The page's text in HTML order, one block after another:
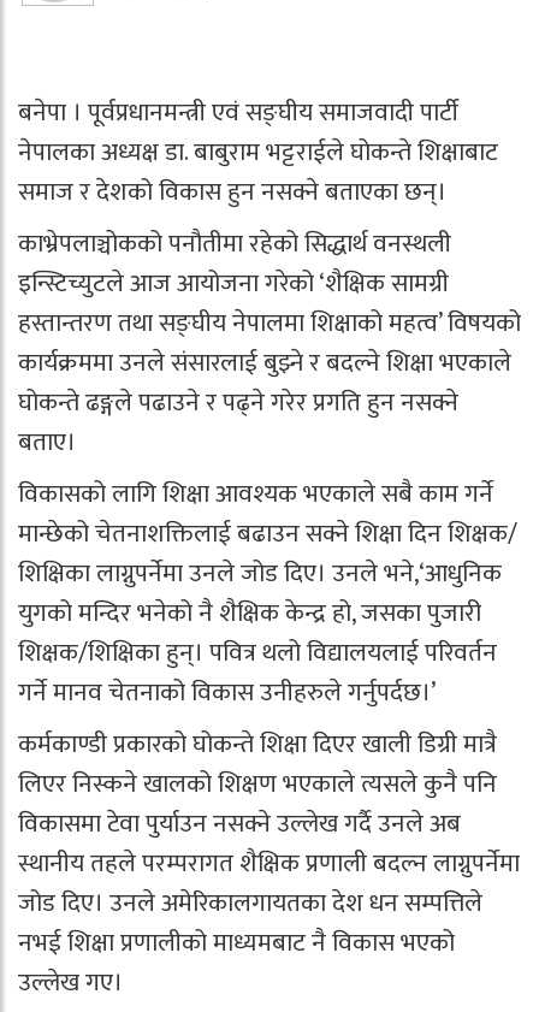
बनेपा । पूर्वप्रधानमन्त्री एवं सङ्घीय समाजवादी पार्टी
नेपालका अध्यक्ष डा. बाबुराम भट्टराईले घोकन्ते शिक्षाबाट
समाज र देशको विकास हुन नसक्ने बताएका छन्।
काभ्रेपलाञ्चोकको पनौतीमा रहेको सिद्धार्थ वनस्थली
इन्स्टिच्युटले आज आयोजना गरेको ‘शैक्षिक सामग्री
हस्तान्तरण तथा सङ्घीय नेपालमा शिक्षाको महत्व’ विषयको
कार्यक्रममा उनले संसारलाई बुझ्ने र बदल्ने शिक्षा भएकाले
घोकन्ते ढङ्गले पढाउने र पढ्ने गरेर प्रगति हुन नसक्ने
बताए।
विकासको लागि शिक्षा आवश्यक भएकाले सबै काम गर्ने
मान्छेको चेतनाशक्तिलाई बढाउन सक्ने शिक्षा दिन शिक्षक/
शिक्षिका लाग्नुपर्नेमा उनले जोड दिए। उनले भने,‘आधुनिक
युगको मन्दिर भनेको नै शैक्षिक केन्द्र हो, जसका पुजारी
शिक्षक/शिक्षिका हुन्। पवित्र थलो विद्यालयलाई परिवर्तन
गर्ने मानव चेतनाको विकास उनीहरुले गर्नुपर्दछ।’
कर्मकाण्डी प्रकारको घोकन्ते शिक्षा दिएर खाली डिग्री मात्रै
लिएर निस्कने खालको शिक्षण भएकाले त्यसले कुनै पनि
विकासमा टेवा पुर्याउन नसक्ने उल्लेख गर्दै उनले अब
स्थानीय तहले परम्परागत शैक्षिक प्रणाली बदल्न लाग्नुपर्नेमा
जोड दिए। उनले अमेरिकालगायतका देश धन सम्पत्तिले
नभई शिक्षा प्रणालीको माध्यमबाट नै विकास भएको
उल्लेख गए।